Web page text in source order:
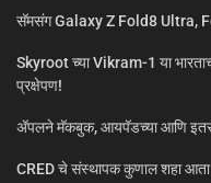
सॅमसंग Galaxy Z Fold8 Ultra,
Skyroot च्या Vikram-1 या
प्रक्षेपण!
ॲपलने मॅकबुक, आयपॅडच्या आणि इतर
CRED चे संस्थापक कुणाल शहा